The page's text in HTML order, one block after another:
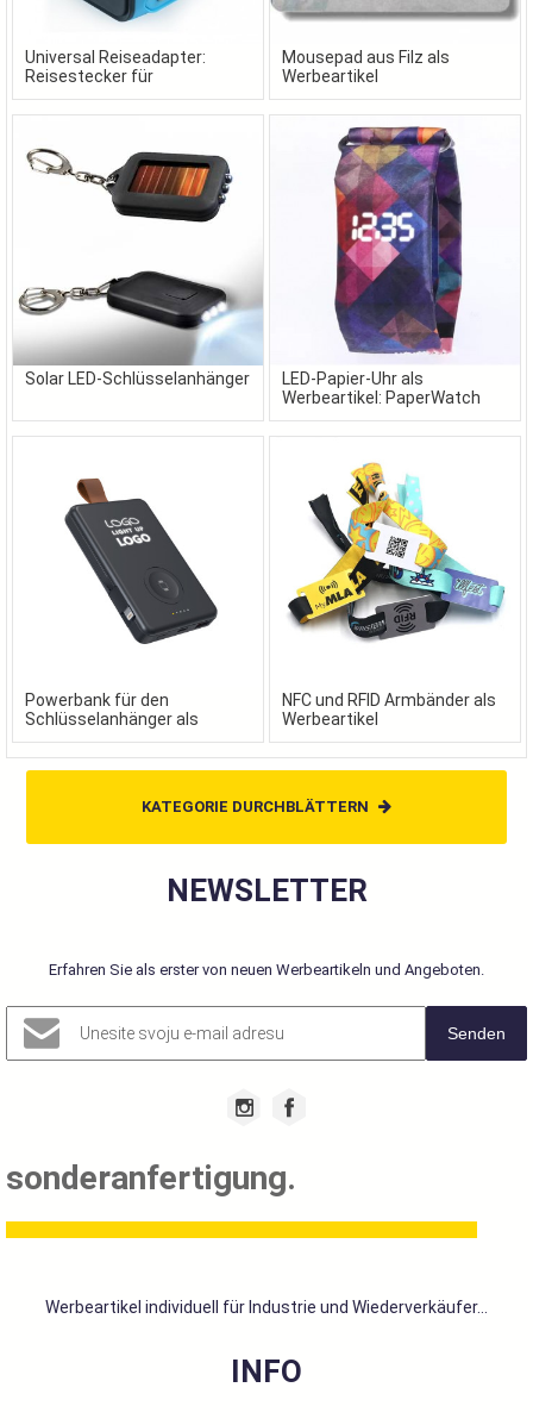
Universal Reiseadapter:
Reisestecker für
Globetrotter als Werbeartikel
Mousepad aus Filz als
Werbeartikel
Solar LED-Schlüsselanhänger
LED-Papier-Uhr als
Werbeartikel: PaperWatch
Powerbank für den
Schlüsselanhänger als
Werbeartikel
NFC und RFID Armbänder als
Werbeartikel
KATEGORIE DURCHBLÄTTERN
NEWSLETTER
Erfahren Sie als erster von neuen Werbeartikeln und Angeboten.
Senden
sonderanfertigung.
Werbeartikel individuell für Industrie und Wiederverkäufer...
INFO